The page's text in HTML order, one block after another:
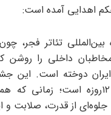
اهدایی آمده است:
بین‌المللی تئاتر فجر،
داخلی را روشن
دوخته است. این
تحمیلی ۱۲روزه است؛
جلوه‌ای از قدرت، صلابت